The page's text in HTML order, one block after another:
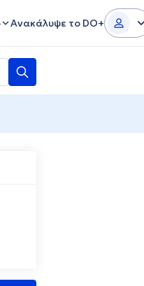
Ανακάλυψε το DO+